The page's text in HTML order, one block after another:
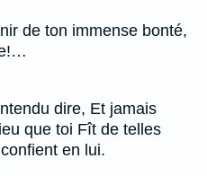
de ton immense bonté,
dire, Et jamais
que toi Fît de telles
en lui.